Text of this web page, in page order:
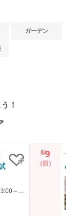
ガーデン
！
受付時間：9:00～ 10:00～ 13:00～ 15:30～ 17:00～
8/9
（日）